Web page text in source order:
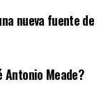
nueva fuente de
Antonio Meade?